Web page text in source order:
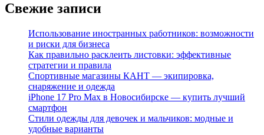
Свежие записи
Использование иностранных работников: возможности
и риски для бизнеса
Как правильно расклеить листовки: эффективные
стратегии и правила
Спортивные магазины КАНТ — экипировка,
снаряжение и одежда
iPhone 17 Pro Max в Новосибирске — купить лучший
смартфон
Стили одежды для девочек и мальчиков: модные и
удобные варианты